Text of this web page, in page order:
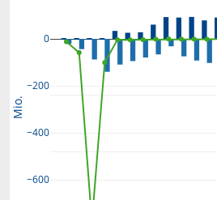
−600
−400
−200
0
Mio.